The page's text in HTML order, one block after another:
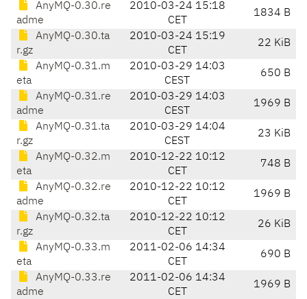
AnyMQ-0.30.re
adme
2010-03-24 15:18
CET
1834 B
AnyMQ-0.30.ta
r.gz
2010-03-24 15:19
CET
22 KiB
AnyMQ-0.31.m
eta
2010-03-29 14:03
CEST
650 B
AnyMQ-0.31.re
adme
2010-03-29 14:03
CEST
1969 B
AnyMQ-0.31.ta
r.gz
2010-03-29 14:04
CEST
23 KiB
AnyMQ-0.32.m
eta
2010-12-22 10:12
CET
748 B
AnyMQ-0.32.re
adme
2010-12-22 10:12
CET
1969 B
AnyMQ-0.32.ta
r.gz
2010-12-22 10:12
CET
26 KiB
AnyMQ-0.33.m
eta
2011-02-06 14:34
CET
690 B
AnyMQ-0.33.re
adme
2011-02-06 14:34
CET
1969 B